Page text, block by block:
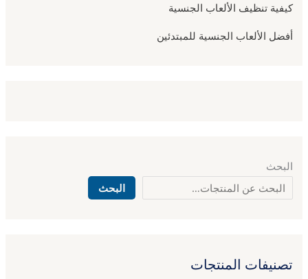
كيفية تنظيف الألعاب الجنسية
أفضل الألعاب الجنسية للمبتدئين
البحث
البحث
تصنيفات المنتجات